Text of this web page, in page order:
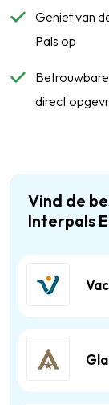
Geniet van
Pals op
direct
Vind de
Interpals